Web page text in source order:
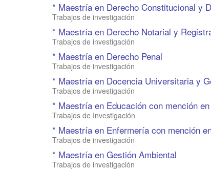
* Maestría en Derecho Constitucional y
Trabajos de investigación
* Maestría en Derecho Notarial y
Trabajos de investigación
* Maestría en Derecho Penal
Trabajos de investigación
* Maestría en Docencia Universitaria y
Trabajos de investigación
* Maestría en Educación con mención
Trabajos de Investigación
* Maestría en Enfermería con mención
Trabajos de investigación
* Maestría en Gestión Ambiental
Trabajos de investigación